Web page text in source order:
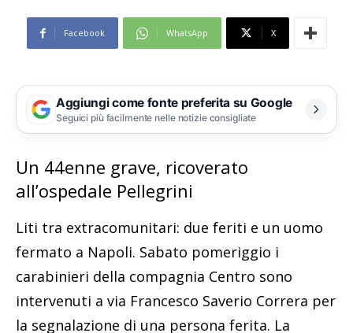
Facebook WhatsApp X
Aggiungi come fonte preferita su Google
Seguici più facilmente nelle notizie consigliate
Un 44enne grave, ricoverato
all’ospedale Pellegrini
Liti tra extracomunitari: due feriti e un uomo
fermato a Napoli. Sabato pomeriggio i
carabinieri della compagnia Centro sono
intervenuti a via Francesco Saverio Correra per
la segnalazione di una persona ferita. La